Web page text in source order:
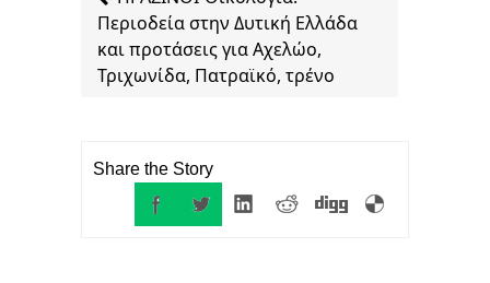
Περιοδεία στην Δυτική Ελλάδα
και προτάσεις για Αχελώο,
Τριχωνίδα, Πατραϊκό, τρένο
Share the Story